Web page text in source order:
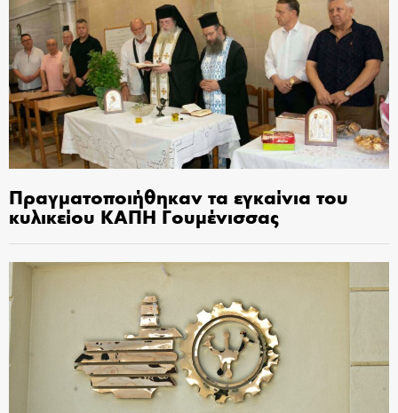
Πραγματοποιήθηκαν τα εγκαίνια του
κυλικείου ΚΑΠΗ Γουμένισσας